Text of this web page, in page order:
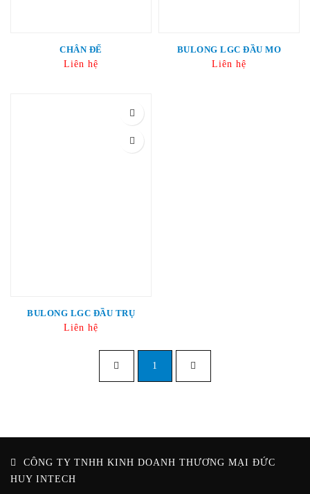
CHÂN ĐẾ
Liên hệ
BULONG LGC ĐẦU MO
Liên hệ
BULONG LGC ĐẦU TRỤ
Liên hệ
1
CÔNG TY TNHH KINH DOANH THƯƠNG MẠI ĐỨC
HUY INTECH